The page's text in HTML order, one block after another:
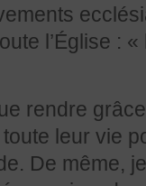
l’Église : «
rendre
leur vie
De même,